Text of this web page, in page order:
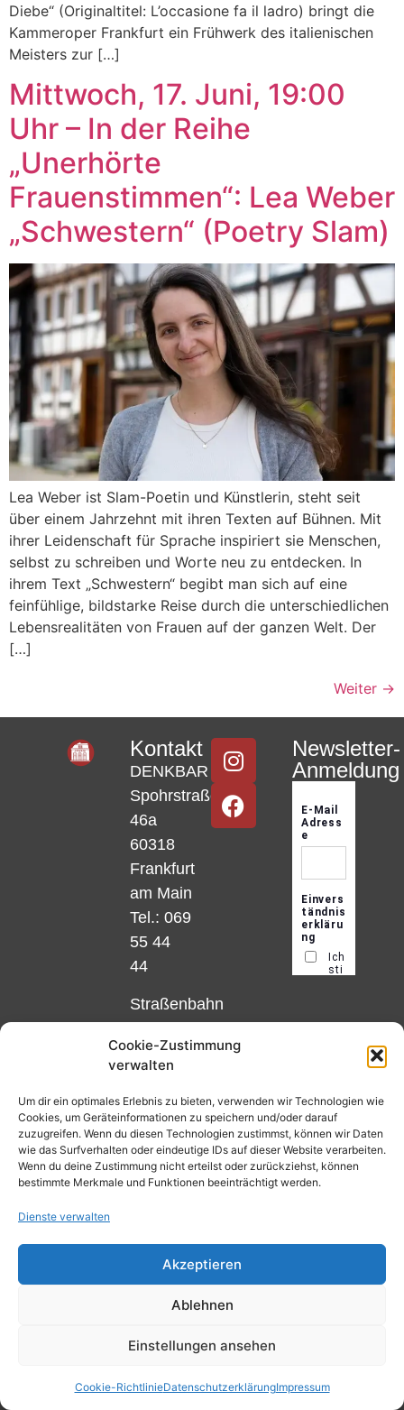
Cookie-Zustimmung
verwalten
Um dir ein optimales Erlebnis zu bieten, verwenden wir Technologien wie
Cookies, um Geräteinformationen zu speichern und/oder darauf
zuzugreifen. Wenn du diesen Technologien zustimmst, können wir Daten
wie das Surfverhalten oder eindeutige IDs auf dieser Website verarbeiten.
Wenn du deine Zustimmung nicht erteilst oder zurückziehst, können
bestimmte Merkmale und Funktionen beeinträchtigt werden.
Dienste verwalten
Akzeptieren
Ablehnen
Einstellungen ansehen
Cookie-RichtlinieDatenschutzerklärungImpressum
Diebe“ (Originaltitel: L’occasione fa il ladro) bringt die
Kammeroper Frankfurt ein Frühwerk des italienischen
Meisters zur […]
Mittwoch, 17. Juni, 19:00
Uhr – In der Reihe
„Unerhörte
Frauenstimmen“: Lea Weber
„Schwestern“ (Poetry Slam)
Lea Weber ist Slam-Poetin und Künstlerin, steht seit
über einem Jahrzehnt mit ihren Texten auf Bühnen. Mit
ihrer Leidenschaft für Sprache inspiriert sie Menschen,
selbst zu schreiben und Worte neu zu entdecken. In
ihrem Text „Schwestern“ begibt man sich auf eine
feinfühlige, bildstarke Reise durch die unterschiedlichen
Lebensrealitäten von Frauen auf der ganzen Welt. Der
[…]
Weiter →
Kontakt
DENKBAR
Spohrstraße
46a
60318
Frankfurt
am Main
Tel.: 069
55 44
44
Straßenbahn
Linie 18
und 12,
Haltestelle
Matthias-
Beltz-
Platz
oder
Haltestelle
Nibelungenplatz/FH
Newsletter-
Anmeldung
Datenschutzerklärung
Cookie-Richtlinie (EU)